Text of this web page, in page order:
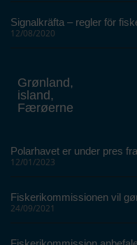
Signalkräfta – regler för
12/08/2020
Grønland,
island,
Færøerne
Polarhavet er under pres
12/01/2023
Fiskerikommissionen vil
24/09/2021